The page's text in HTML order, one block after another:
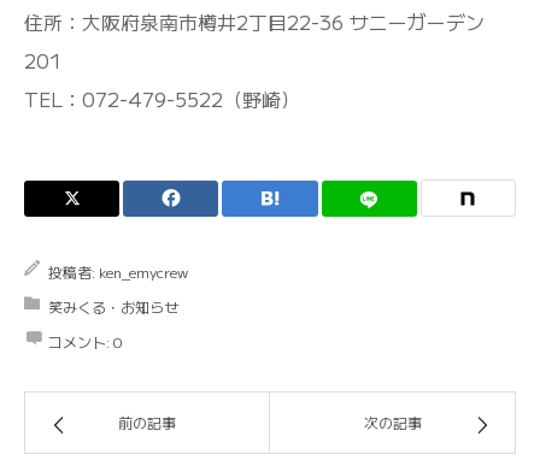
住所：大阪府泉南市樽井2丁目22-36 サニーガーデン
201
TEL：072-479-5522（野崎）
投稿者: ken_emycrew
笑みくる・お知らせ
コメント: 0
前の記事 次の記事